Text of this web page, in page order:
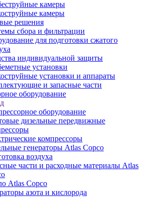
камеры
камеры
решения
сбора и фильтрации
для подготовки сжатого
индивидуальной защиты
установки
установки и аппараты
и запасные части
оборудование
оборудование
дизельные передвижные
компрессоры
генераторы Atlas Copco
воздуха
части и расходные материалы Atlas
Atlas Copco
азота и кислорода